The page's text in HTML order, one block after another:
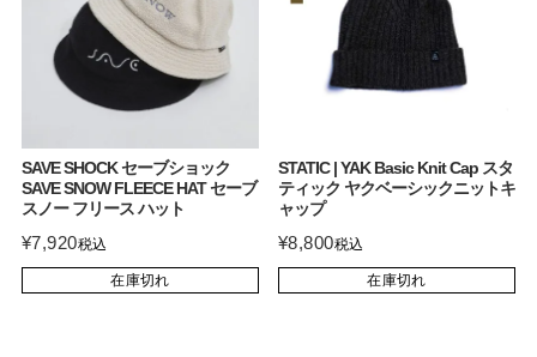
SAVE SHOCK セーブショック
SAVE SNOW FLEECE HAT セーブ
スノー フリース ハット
¥7,920税込
在庫切れ
STATIC | YAK Basic Knit Cap スタ
ティック ヤクベーシックニットキ
ャップ
¥8,800税込
在庫切れ